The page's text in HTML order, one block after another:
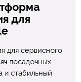
для
для сервисного
посадочных
и стабильный